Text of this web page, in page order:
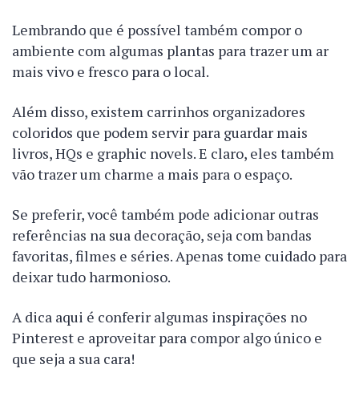
Lembrando que é possível também compor o
ambiente com algumas plantas para trazer um ar
mais vivo e fresco para o local.
Além disso, existem carrinhos organizadores
coloridos que podem servir para guardar mais
livros, HQs e graphic novels. E claro, eles também
vão trazer um charme a mais para o espaço.
Se preferir, você também pode adicionar outras
referências na sua decoração, seja com bandas
favoritas, filmes e séries. Apenas tome cuidado para
deixar tudo harmonioso.
A dica aqui é conferir algumas inspirações no
Pinterest e aproveitar para compor algo único e
que seja a sua cara!